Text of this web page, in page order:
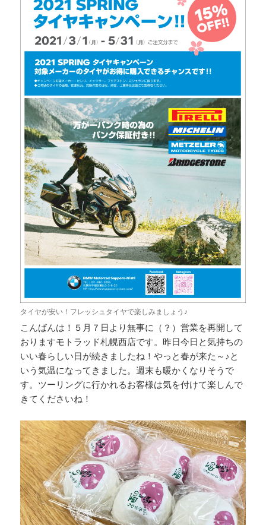
タイヤが安い！フレッシュタイヤで楽しみましょう♪
こんばんは！５月７日より無事に（？）営業を再開して
おりますモトラッド札幌西店です。昨日今日と気持ちの
いい春らしい日が続きましたね！やっと春が来た～♪と
いう気温になってきました。週末も暖かくなりそうで
す。ツーリングに行かれるお客様は気を付けて楽しんで
きてくださいね！